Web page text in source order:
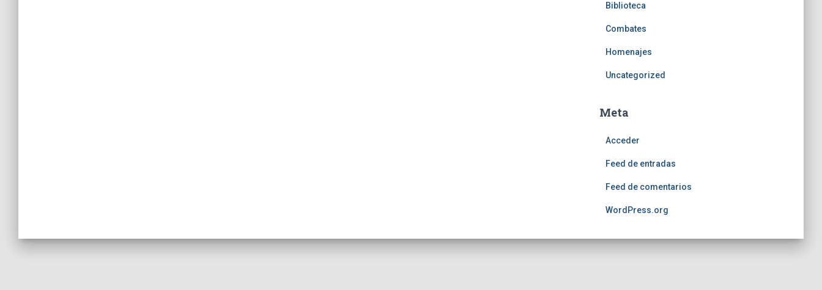
Biblioteca
Combates
Homenajes
Uncategorized
Meta
Acceder
Feed de entradas
Feed de comentarios
WordPress.org